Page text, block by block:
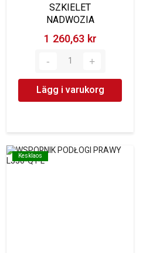
SZKIELET
NADWOZIA
1 260,63 kr‎
Lägg i varukorg
Kesklaos
Kesklaos